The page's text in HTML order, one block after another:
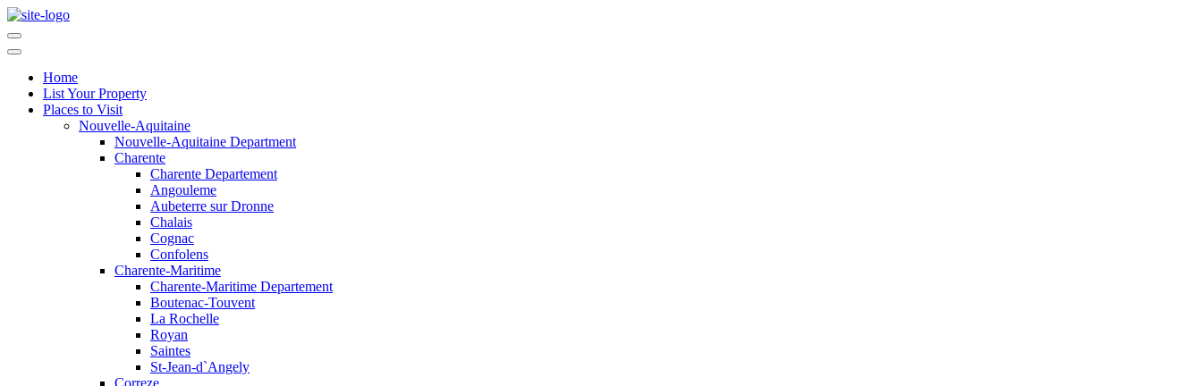
Home
List Your Property
Places to Visit
Nouvelle-Aquitaine
Nouvelle-Aquitaine Department
Charente
Charente Departement
Angouleme
Aubeterre sur Dronne
Chalais
Cognac
Confolens
Charente-Maritime
Charente-Maritime Departement
Boutenac-Touvent
La Rochelle
Royan
Saintes
St-Jean-d`Angely
Correze